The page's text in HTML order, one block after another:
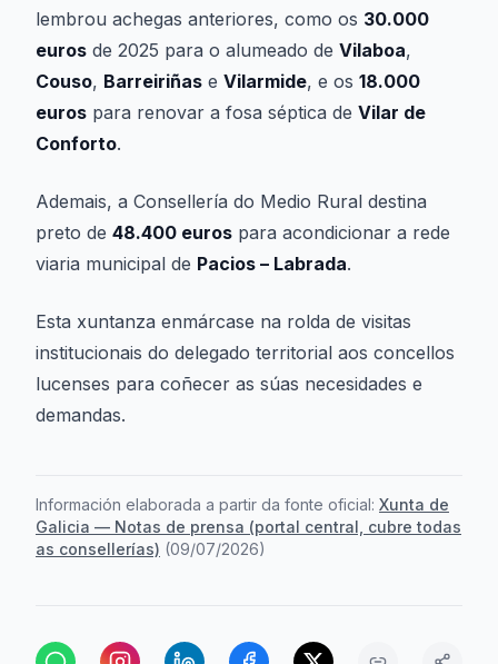
lembrou achegas anteriores, como os 30.000
euros de 2025 para o alumeado de Vilaboa,
Couso, Barreiriñas e Vilarmide, e os 18.000
euros para renovar a fosa séptica de Vilar de
Conforto.
Ademais, a Consellería do Medio Rural destina
preto de 48.400 euros para acondicionar a rede
viaria municipal de Pacios – Labrada.
Esta xuntanza enmárcase na rolda de visitas
institucionais do delegado territorial aos concellos
lucenses para coñecer as súas necesidades e
demandas.
Información elaborada a partir da fonte oficial: Xunta de
Galicia — Notas de prensa (portal central, cubre todas
as consellerías) (09/07/2026)